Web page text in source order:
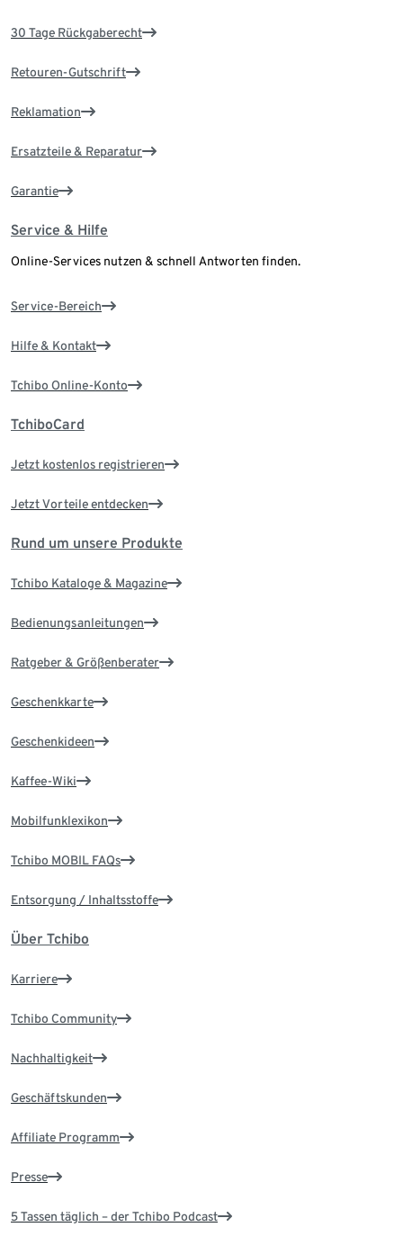
30 Tage Rückgaberecht
Retouren-Gutschrift
Reklamation
Ersatzteile & Reparatur
Garantie
Service & Hilfe
Online-Services nutzen & schnell Antworten finden.
Service-Bereich
Hilfe & Kontakt
Tchibo Online-Konto
TchiboCard
Jetzt kostenlos registrieren
Jetzt Vorteile entdecken
Rund um unsere Produkte
Tchibo Kataloge & Magazine
Bedienungsanleitungen
Ratgeber & Größenberater
Geschenkkarte
Geschenkideen
Kaffee-Wiki
Mobilfunklexikon
Tchibo MOBIL FAQs
Entsorgung / Inhaltsstoffe
Über Tchibo
Karriere
Tchibo Community
Nachhaltigkeit
Geschäftskunden
Affiliate Programm
Presse
5 Tassen täglich – der Tchibo Podcast